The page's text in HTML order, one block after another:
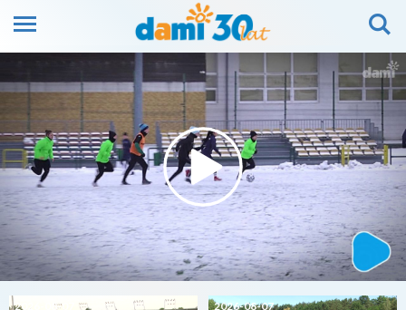
2026-08-07 2026-08-07